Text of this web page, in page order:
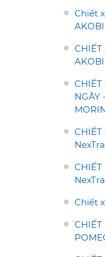
Chiết
CHIẾT
CHIẾT
NGÂY
CHIẾT
CHIẾT
Chiết
CHIẾT